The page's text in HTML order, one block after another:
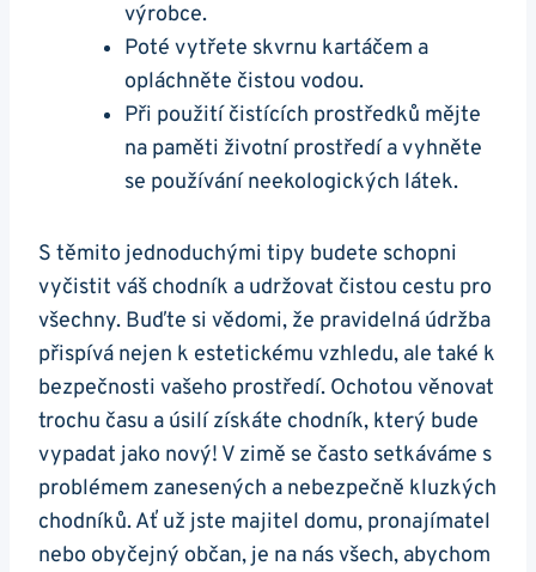
výrobce. ⁢
Poté vytřete ‌skvrnu kartáčem a
opláchněte čistou vodou.
Při použití čistících prostředků⁢ mějte
na paměti životní prostředí a vyhněte
se používání neekologických látek.
S‌ těmito ⁢jednoduchými tipy budete schopni
vyčistit váš⁣ chodník a ⁤udržovat ‌čistou cestu pro
všechny.⁣ Buďte si vědomi, že ⁤pravidelná údržba
‌přispívá nejen k‍ estetickému vzhledu, ale také k
bezpečnosti ⁣vašeho prostředí. Ochotou věnovat
⁢trochu času a úsilí získáte chodník, který bude
vypadat jako nový! V zimě se často setkáváme s
problémem zanesených a nebezpečně kluzkých
chodníků. Ať už ‌jste majitel domu,⁢ pronajímatel
‍nebo obyčejný občan, je ⁢na nás všech, abychom​